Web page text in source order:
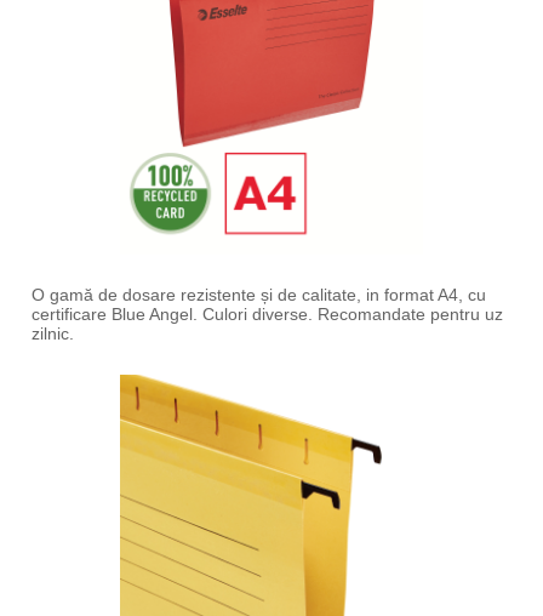
O gamă de dosare rezistente și de calitate, in format A4, cu
certificare Blue Angel. Culori diverse. Recomandate pentru uz
zilnic.